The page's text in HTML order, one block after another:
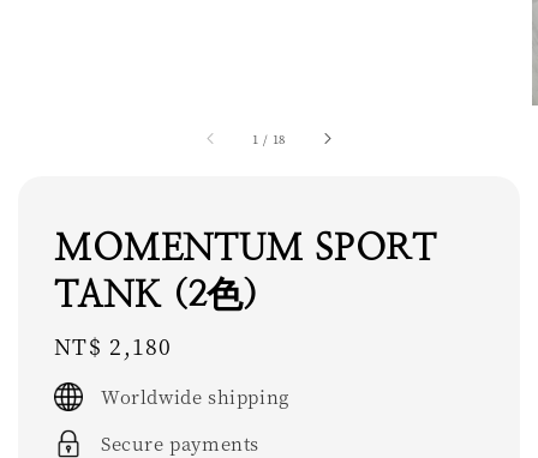
1 / 18
MOMENTUM SPORT
TANK (2色)
Regular
price
NT$ 2,180
Worldwide shipping
Secure payments